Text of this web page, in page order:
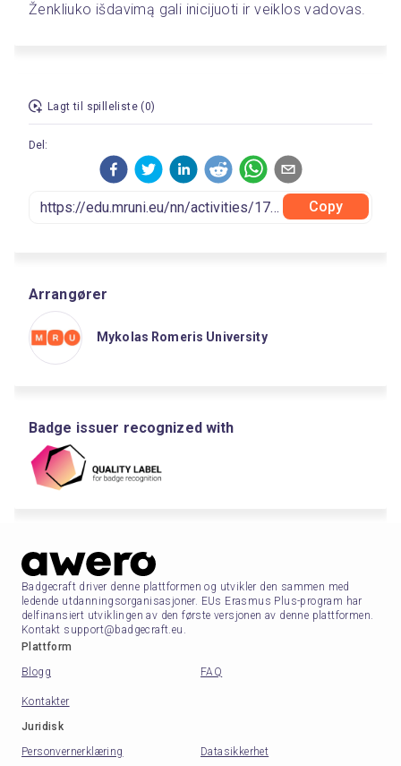
Ženkliuko išdavimą gali inicijuoti ir veiklos vadovas.
Lagt til spilleliste (0)
Del:
Copy
Arrangører
Mykolas Romeris University
Badge issuer recognized with
Badgecraft driver denne plattformen og utvikler den sammen med
ledende utdanningsorganisasjoner. EUs Erasmus Plus-program har
delfinansiert utviklingen av den første versjonen av denne plattformen.
Kontakt support@badgecraft.eu.
Plattform
Blogg
FAQ
Kontakter
Juridisk
Personvernerklæring
Datasikkerhet